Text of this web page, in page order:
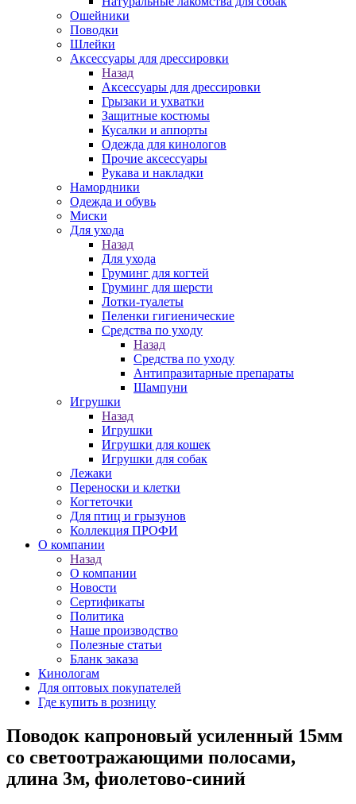
Ошейники
Поводки
Шлейки
Аксессуары для дрессировки
Назад
Аксессуары для дрессировки
Грызаки и ухватки
Защитные костюмы
Кусалки и аппорты
Одежда для кинологов
Прочие аксессуары
Рукава и накладки
Намордники
Одежда и обувь
Миски
Для ухода
Назад
Для ухода
Груминг для когтей
Груминг для шерсти
Лотки-туалеты
Пеленки гигиенические
Средства по уходу
Назад
Средства по уходу
Антипразитарные препараты
Шампуни
Игрушки
Назад
Игрушки
Игрушки для кошек
Игрушки для собак
Лежаки
Переноски и клетки
Когтеточки
Для птиц и грызунов
Коллекция ПРОФИ
О компании
Назад
О компании
Новости
Сертификаты
Политика
Наше производство
Полезные статьи
Бланк заказа
Кинологам
Для оптовых покупателей
Где купить в розницу
Поводок капроновый усиленный 15мм
со светоотражающими полосами,
длина 3м, фиолетово-синий